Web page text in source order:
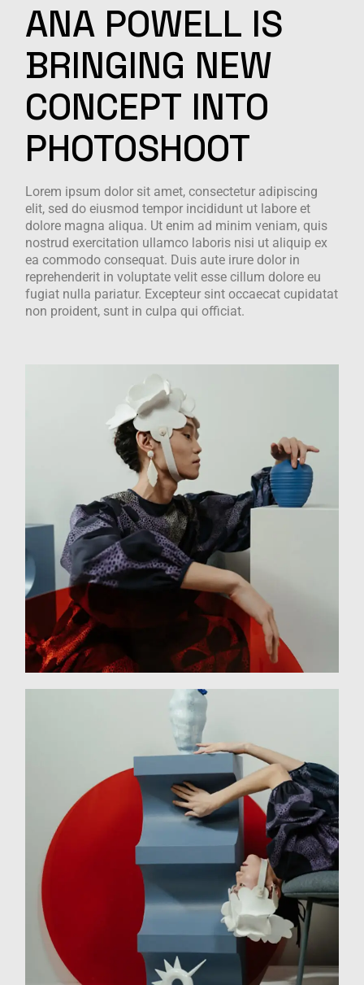
ANA POWELL IS
BRINGING NEW
CONCEPT INTO
PHOTOSHOOT
Lorem ipsum dolor sit amet, consectetur adipiscing
elit, sed do eiusmod tempor incididunt ut labore et
dolore magna aliqua. Ut enim ad minim veniam, quis
nostrud exercitation ullamco laboris nisi ut aliquip ex
ea commodo consequat. Duis aute irure dolor in
reprehenderit in voluptate velit esse cillum dolore eu
fugiat nulla pariatur. Excepteur sint occaecat cupidatat
non proident, sunt in culpa qui officiat.